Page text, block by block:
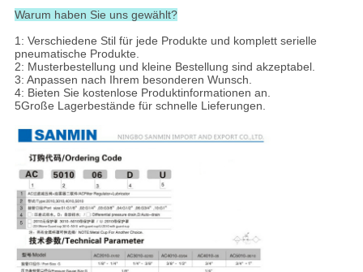
Warum haben Sie uns gewählt?
1: Verschiedene Stil für jede Produkte und komplett serielle
pneumatische Produkte.
2: Musterbestellung und kleine Bestellung sind akzeptabel.
3: Anpassen nach Ihrem besonderen Wunsch.
4: Bieten Sie kostenlose Produktinformationen an.
5Große Lagerbestände für schnelle Lieferungen.